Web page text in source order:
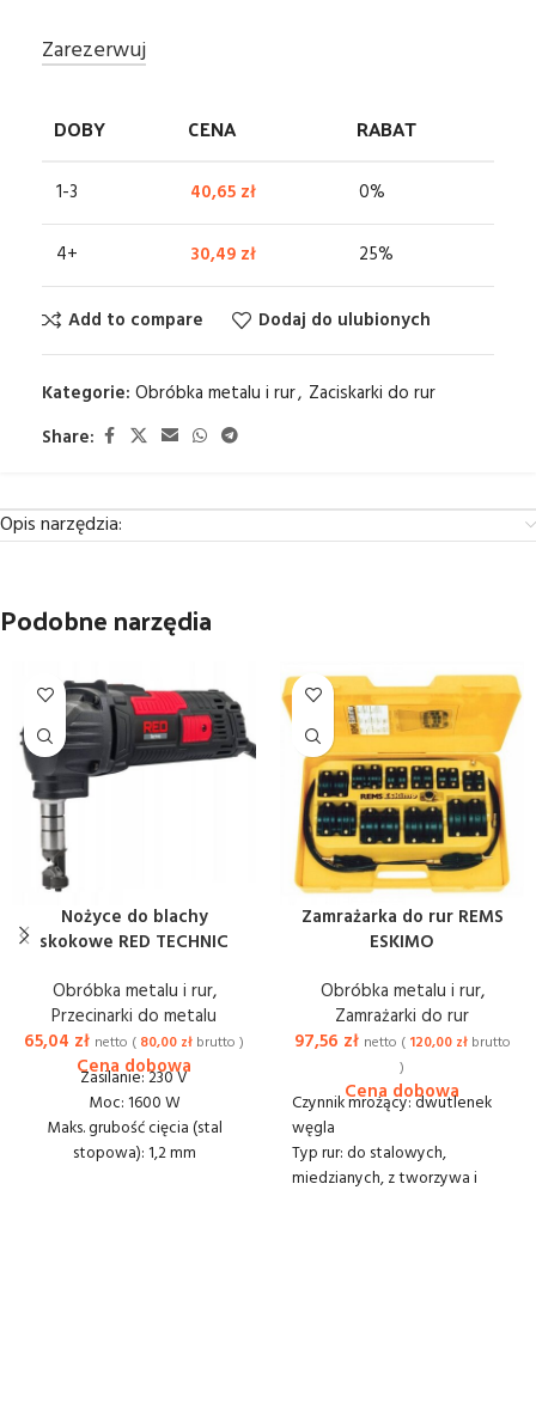
Zarezerwuj
DOBY CENA RABAT
1-3 40,65 zł 0%
4+ 30,49 zł 25%
Add to compare Dodaj do ulubionych
Kategorie: Obróbka metalu i rur, Zaciskarki do rur
Share:
Opis narzędzia:
Podobne narzędia
Nożyce do blachy
skokowe RED TECHNIC
Obróbka metalu i rur,
Przecinarki do metalu
65,04 zł netto ( 80,00 zł brutto )
Zasilanie: 230 V
Moc: 1600 W
Maks. grubość cięcia (stal
stopowa): 1,2 mm
Zamrażarka do rur REMS
ESKIMO
Obróbka metalu i rur,
Zamrażarki do rur
97,56 zł netto ( 120,00 złbrutto
)
Czynnik mrożący: dwutlenek
węgla
Typ rur: do stalowych,
miedzianych, z tworzywa i